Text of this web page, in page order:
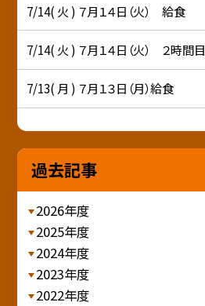
7/14( 火 ) ７月１４日（火） 給食
7/14( 火 ) ７月１４日（火） ２時間目
7/13( 月 ) ７月１３日（月）給食
過去記事
2026年度
2025年度
2024年度
2023年度
2022年度